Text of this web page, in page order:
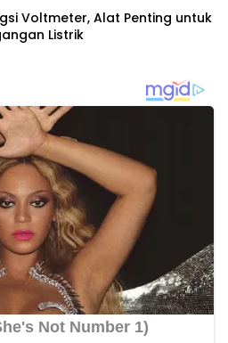
Voltmeter, Alat Penting untuk
Listrik